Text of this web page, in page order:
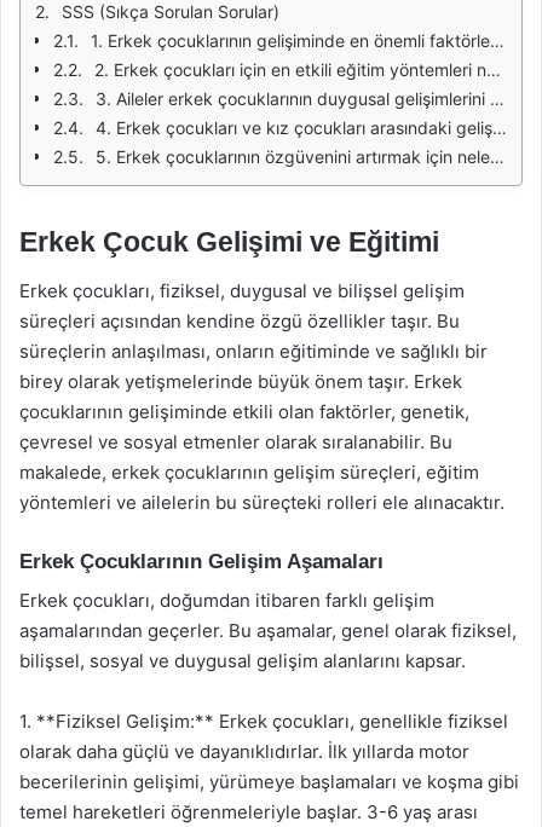
SSS (Sıkça Sorulan Sorular)
1. Erkek çocuklarının gelişiminde en önemli faktörler nelerdir?
2. Erkek çocukları için en etkili eğitim yöntemleri nelerdir?
3. Aileler erkek çocuklarının duygusal gelişimlerini nasıl destekleyebilir?
4. Erkek çocukları ve kız çocukları arasındaki gelişim farklılıkları nelerdir?
5. Erkek çocuklarının özgüvenini artırmak için neler yapılabilir?
Erkek Çocuk Gelişimi ve Eğitimi
Erkek çocukları, fiziksel, duygusal ve bilişsel gelişim
süreçleri açısından kendine özgü özellikler taşır. Bu
süreçlerin anlaşılması, onların eğitiminde ve sağlıklı bir
birey olarak yetişmelerinde büyük önem taşır. Erkek
çocuklarının gelişiminde etkili olan faktörler, genetik,
çevresel ve sosyal etmenler olarak sıralanabilir. Bu
makalede, erkek çocuklarının gelişim süreçleri, eğitim
yöntemleri ve ailelerin bu süreçteki rolleri ele alınacaktır.
Erkek Çocuklarının Gelişim Aşamaları
Erkek çocukları, doğumdan itibaren farklı gelişim
aşamalarından geçerler. Bu aşamalar, genel olarak fiziksel,
bilişsel, sosyal ve duygusal gelişim alanlarını kapsar.
1. **Fiziksel Gelişim:** Erkek çocukları, genellikle fiziksel
olarak daha güçlü ve dayanıklıdırlar. İlk yıllarda motor
becerilerinin gelişimi, yürümeye başlamaları ve koşma gibi
temel hareketleri öğrenmeleriyle başlar. 3-6 yaş arası